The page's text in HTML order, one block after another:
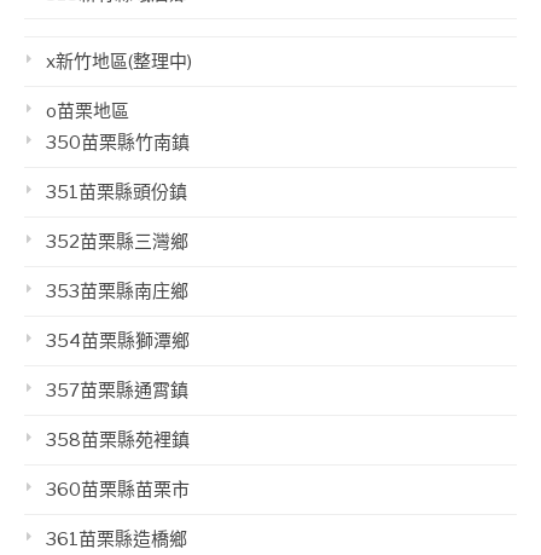
x新竹地區(整理中)
o苗栗地區
350苗栗縣竹南鎮
351苗栗縣頭份鎮
352苗栗縣三灣鄉
353苗栗縣南庄鄉
354苗栗縣獅潭鄉
357苗栗縣通霄鎮
358苗栗縣苑裡鎮
360苗栗縣苗栗市
361苗栗縣造橋鄉